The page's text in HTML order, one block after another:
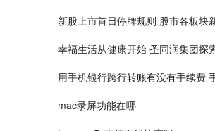
新股上市首日停牌规则 股市各板块
幸福生活从健康开始 圣同润集团探
用手机银行跨行转账有没有手续费
mac录屏功能在哪